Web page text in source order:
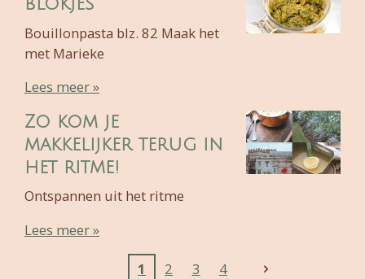
blokjes
Bouillonpasta blz. 82 Maak het
met Marieke
Lees meer »
Zo kom je
makkelijker terug in
het ritme!
Ontspannen uit het ritme
Lees meer »
1 2 3 4